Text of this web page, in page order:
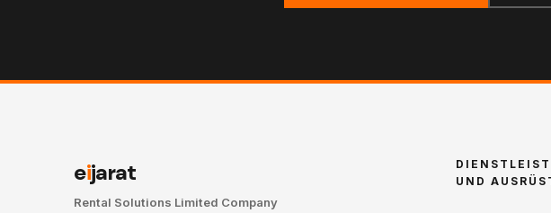
eijarat
Rental Solutions Limited Company
UND